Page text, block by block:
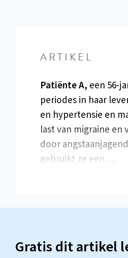
ARTIKEL
Patiënte A, een 56-
periodes in haar
en hypertensie en
last van migraine
door
gebruikt ze een…
Gratis dit artikel